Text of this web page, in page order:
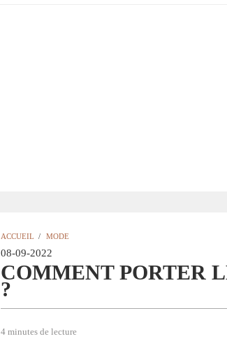
ACCUEIL / MODE
08-09-2022
COMMENT PORTER
?
4 minutes de lecture